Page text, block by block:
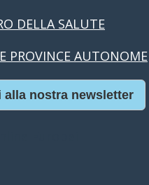
DELLA SALUTE
PROVINCE AUTONOME
alla nostra newsletter